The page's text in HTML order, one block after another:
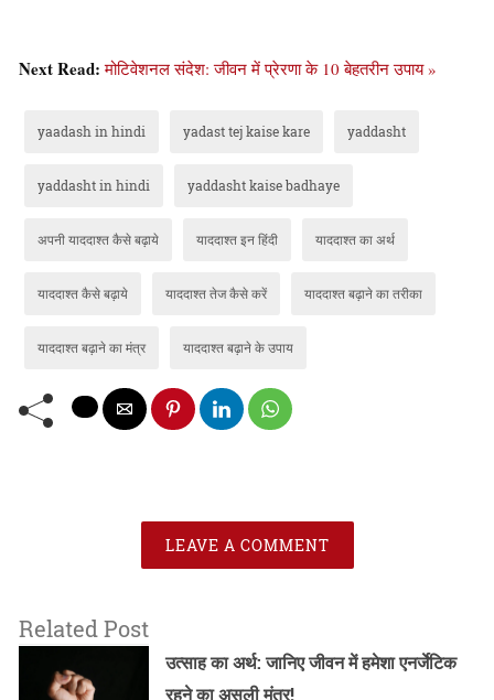
Next Read:मोटिवेशनल संदेश: जीवन में प्रेरणा के 10 बेहतरीन उपाय »
yaadash in hindi yadast tej kaise kare yaddasht
yaddasht in hindi yaddasht kaise badhaye
अपनी याददाश्त कैसे बढ़ाये याददाश्त इन हिंदी याददाश्त का अर्थ
याददाश्त कैसे बढ़ाये याददाश्त तेज कैसे करें याददाश्त बढ़ाने का तरीका
याददाश्त बढ़ाने का मंत्र याददाश्त बढ़ाने के उपाय
LEAVE A COMMENT
Related Post
उत्साह का अर्थ: जानिए जीवन में हमेशा एनर्जेटिक
रहने का असली मंत्र!